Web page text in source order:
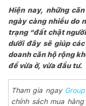
Hiện nay, những
ngày càng nhiều do
trạng “đất chật
dưới đây sẽ giúp
doanh căn hộ rộng
để vừa ở, vừa đầu tư.
Tham gia ngay
chính sách mua